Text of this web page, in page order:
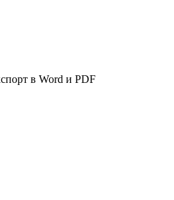
в Word и PDF